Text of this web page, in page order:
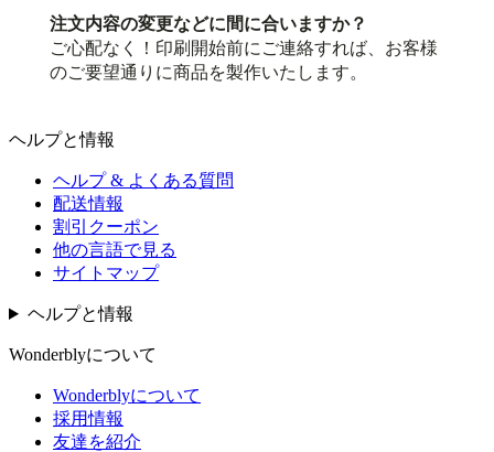
注文内容の変更などに間に合いますか？
ご心配なく！印刷開始前にご連絡すれば、お客様
のご要望通りに商品を製作いたします。
ヘルプと情報
ヘルプ & よくある質問
配送情報
割引クーポン
他の言語で見る
サイトマップ
ヘルプと情報
Wonderblyについて
Wonderblyについて
採用情報
友達を紹介